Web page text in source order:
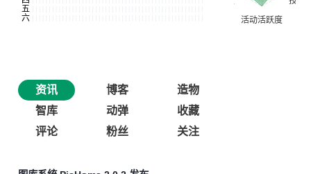
资讯 博客
造物
智库
动弹
收藏
评论
粉丝 关注